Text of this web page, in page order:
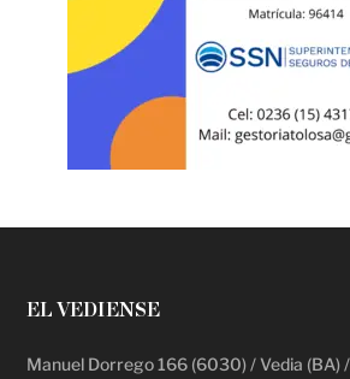
EL VEDIENSE
Manuel Dorrego 166 (6030) / Vedia (BA)